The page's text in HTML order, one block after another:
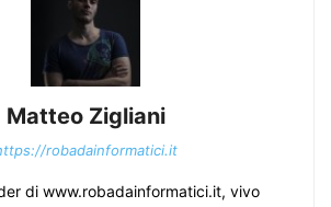
Matteo Zigliani
robadainformatici.it
di www.robadainformatici.it, vivo